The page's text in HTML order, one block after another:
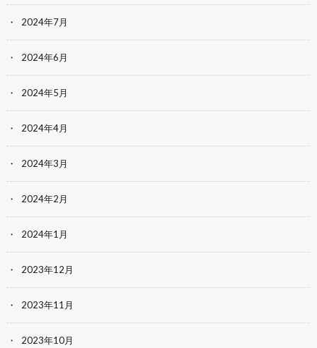
2024年7月
2024年6月
2024年5月
2024年4月
2024年3月
2024年2月
2024年1月
2023年12月
2023年11月
2023年10月